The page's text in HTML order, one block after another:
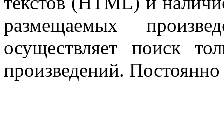
размещаемых
осуществляет поиск
произведений.